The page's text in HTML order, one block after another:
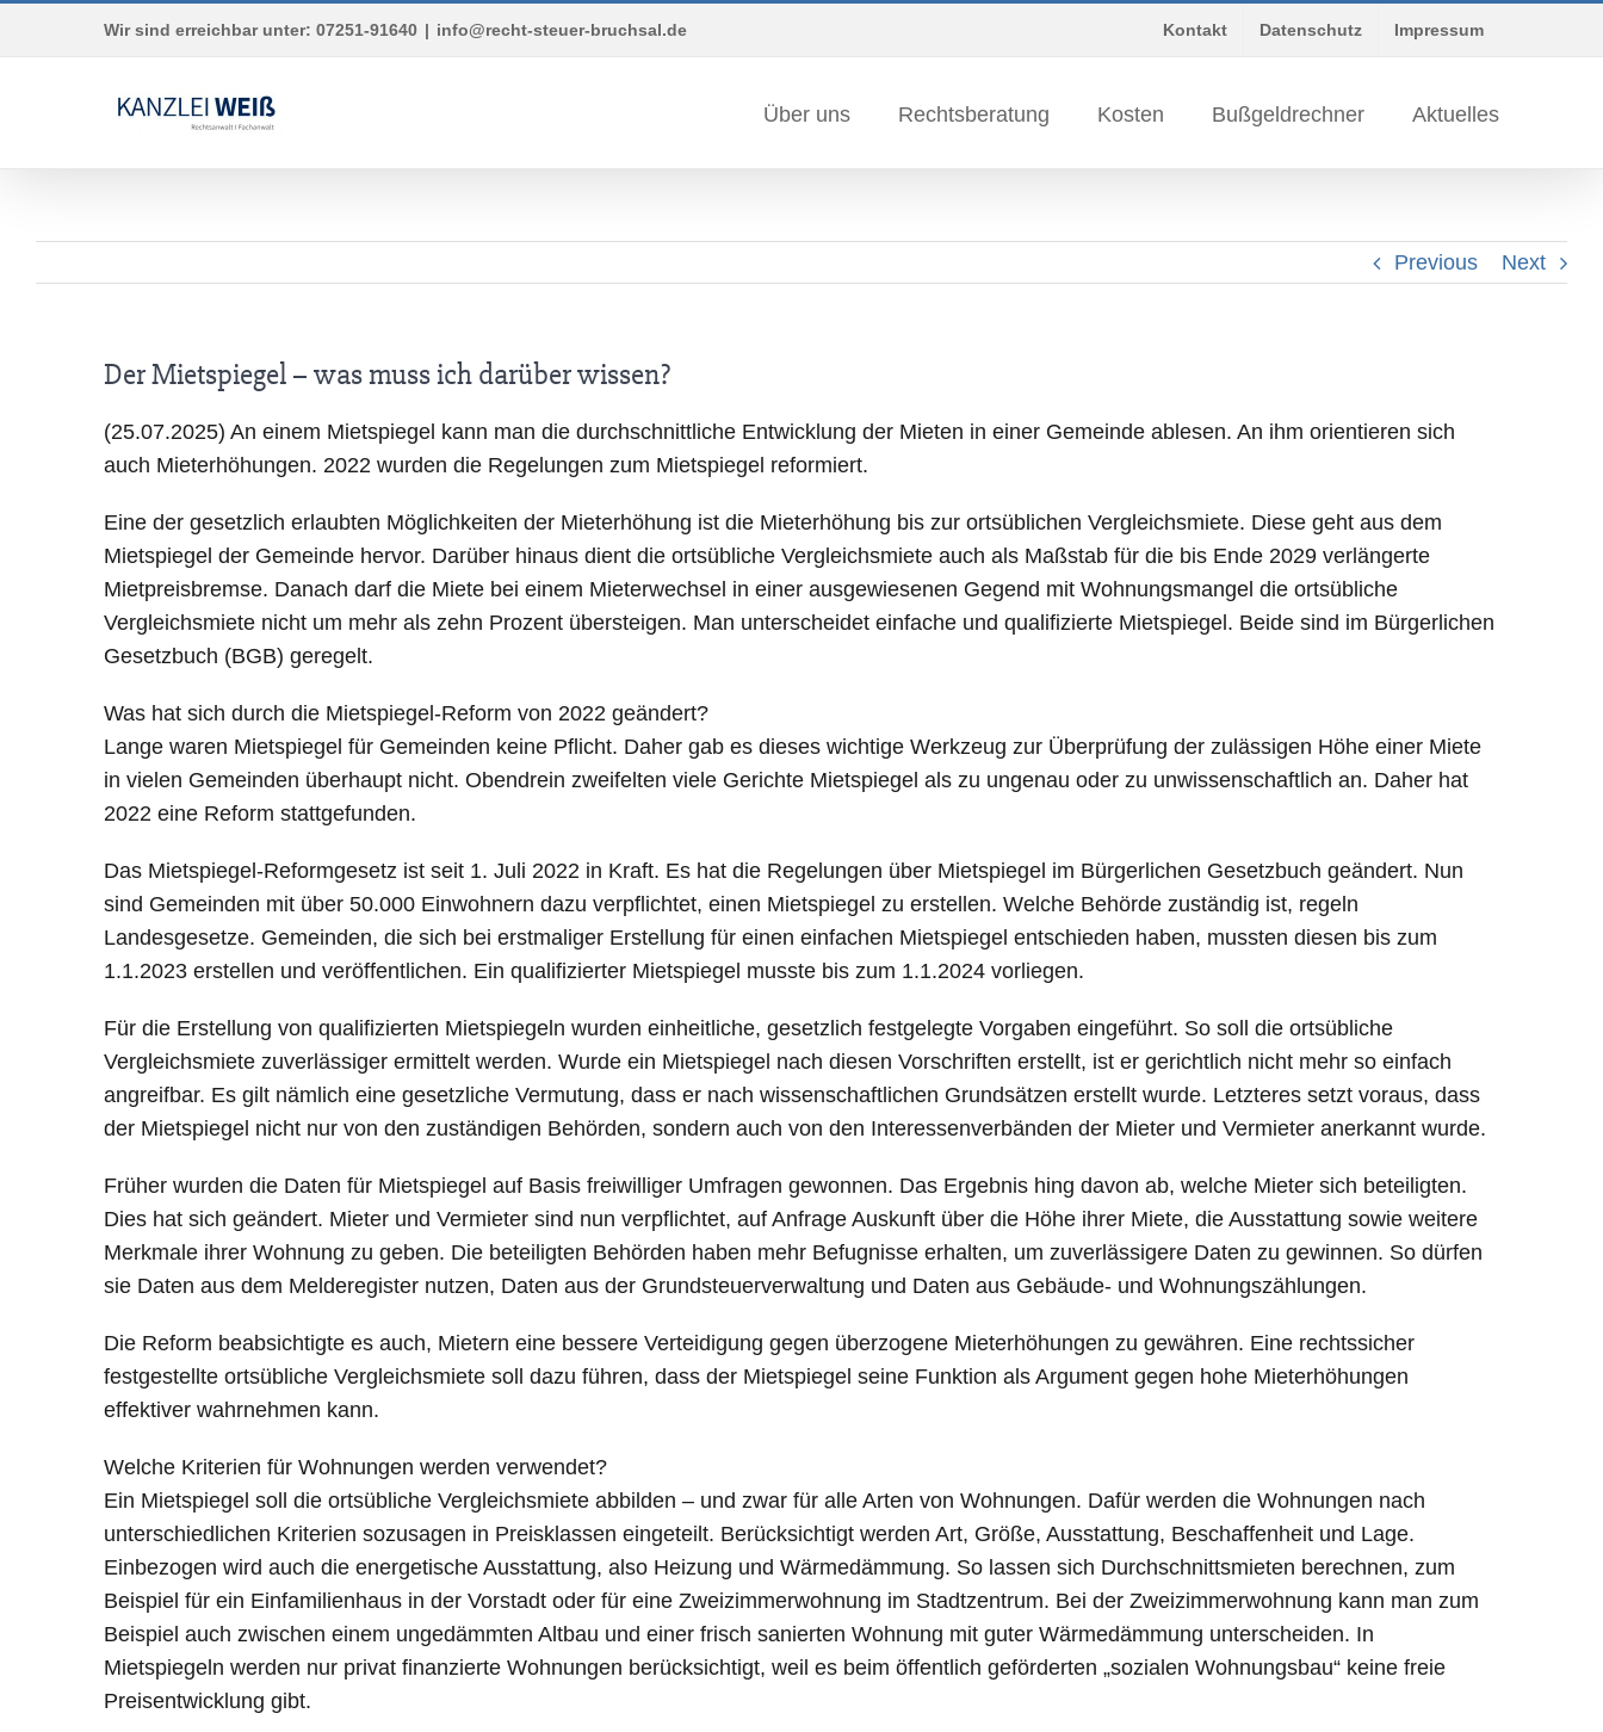
Wir sind erreichbar unter: 07251-91640 | info@recht-steuer-bruchsal.de Kontakt Datenschutz Impressum
Über uns Rechtsberatung Kosten Bußgeldrechner Aktuelles
Previous Next
Der Mietspiegel – was muss ich darüber wissen?
(25.07.2025) An einem Mietspiegel kann man die durchschnittliche Entwicklung der Mieten in einer Gemeinde ablesen. An ihm orientieren sich
auch Mieterhöhungen. 2022 wurden die Regelungen zum Mietspiegel reformiert.
Eine der gesetzlich erlaubten Möglichkeiten der Mieterhöhung ist die Mieterhöhung bis zur ortsüblichen Vergleichsmiete. Diese geht aus dem
Mietspiegel der Gemeinde hervor. Darüber hinaus dient die ortsübliche Vergleichsmiete auch als Maßstab für die bis Ende 2029 verlängerte
Mietpreisbremse. Danach darf die Miete bei einem Mieterwechsel in einer ausgewiesenen Gegend mit Wohnungsmangel die ortsübliche
Vergleichsmiete nicht um mehr als zehn Prozent übersteigen. Man unterscheidet einfache und qualifizierte Mietspiegel. Beide sind im Bürgerlichen
Gesetzbuch (BGB) geregelt.
Was hat sich durch die Mietspiegel-Reform von 2022 geändert?
Lange waren Mietspiegel für Gemeinden keine Pflicht. Daher gab es dieses wichtige Werkzeug zur Überprüfung der zulässigen Höhe einer Miete
in vielen Gemeinden überhaupt nicht. Obendrein zweifelten viele Gerichte Mietspiegel als zu ungenau oder zu unwissenschaftlich an. Daher hat
2022 eine Reform stattgefunden.
Das Mietspiegel-Reformgesetz ist seit 1. Juli 2022 in Kraft. Es hat die Regelungen über Mietspiegel im Bürgerlichen Gesetzbuch geändert. Nun
sind Gemeinden mit über 50.000 Einwohnern dazu verpflichtet, einen Mietspiegel zu erstellen. Welche Behörde zuständig ist, regeln
Landesgesetze. Gemeinden, die sich bei erstmaliger Erstellung für einen einfachen Mietspiegel entschieden haben, mussten diesen bis zum
1.1.2023 erstellen und veröffentlichen. Ein qualifizierter Mietspiegel musste bis zum 1.1.2024 vorliegen.
Für die Erstellung von qualifizierten Mietspiegeln wurden einheitliche, gesetzlich festgelegte Vorgaben eingeführt. So soll die ortsübliche
Vergleichsmiete zuverlässiger ermittelt werden. Wurde ein Mietspiegel nach diesen Vorschriften erstellt, ist er gerichtlich nicht mehr so einfach
angreifbar. Es gilt nämlich eine gesetzliche Vermutung, dass er nach wissenschaftlichen Grundsätzen erstellt wurde. Letzteres setzt voraus, dass
der Mietspiegel nicht nur von den zuständigen Behörden, sondern auch von den Interessenverbänden der Mieter und Vermieter anerkannt wurde.
Früher wurden die Daten für Mietspiegel auf Basis freiwilliger Umfragen gewonnen. Das Ergebnis hing davon ab, welche Mieter sich beteiligten.
Dies hat sich geändert. Mieter und Vermieter sind nun verpflichtet, auf Anfrage Auskunft über die Höhe ihrer Miete, die Ausstattung sowie weitere
Merkmale ihrer Wohnung zu geben. Die beteiligten Behörden haben mehr Befugnisse erhalten, um zuverlässigere Daten zu gewinnen. So dürfen
sie Daten aus dem Melderegister nutzen, Daten aus der Grundsteuerverwaltung und Daten aus Gebäude- und Wohnungszählungen.
Die Reform beabsichtigte es auch, Mietern eine bessere Verteidigung gegen überzogene Mieterhöhungen zu gewähren. Eine rechtssicher
festgestellte ortsübliche Vergleichsmiete soll dazu führen, dass der Mietspiegel seine Funktion als Argument gegen hohe Mieterhöhungen
effektiver wahrnehmen kann.
Welche Kriterien für Wohnungen werden verwendet?
Ein Mietspiegel soll die ortsübliche Vergleichsmiete abbilden – und zwar für alle Arten von Wohnungen. Dafür werden die Wohnungen nach
unterschiedlichen Kriterien sozusagen in Preisklassen eingeteilt. Berücksichtigt werden Art, Größe, Ausstattung, Beschaffenheit und Lage.
Einbezogen wird auch die energetische Ausstattung, also Heizung und Wärmedämmung. So lassen sich Durchschnittsmieten berechnen, zum
Beispiel für ein Einfamilienhaus in der Vorstadt oder für eine Zweizimmerwohnung im Stadtzentrum. Bei der Zweizimmerwohnung kann man zum
Beispiel auch zwischen einem ungedämmten Altbau und einer frisch sanierten Wohnung mit guter Wärmedämmung unterscheiden. In
Mietspiegeln werden nur privat finanzierte Wohnungen berücksichtigt, weil es beim öffentlich geförderten „sozialen Wohnungsbau“ keine freie
Preisentwicklung gibt.